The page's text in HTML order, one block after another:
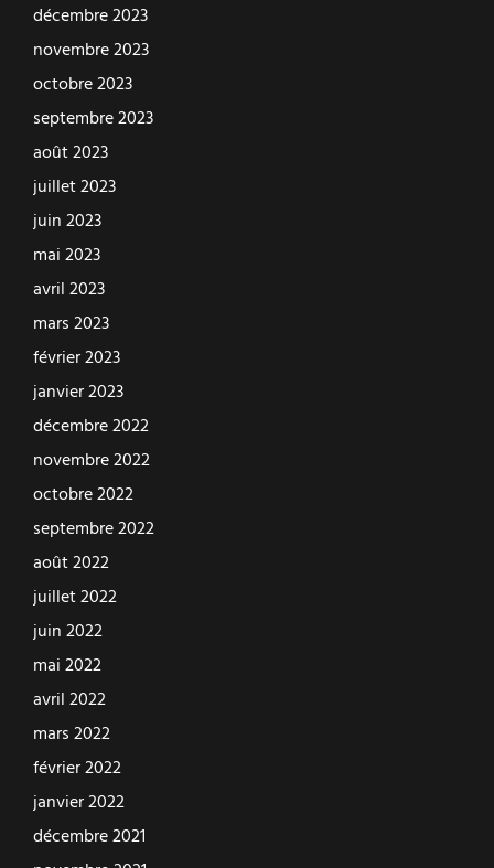
décembre 2023
novembre 2023
octobre 2023
septembre 2023
août 2023
juillet 2023
juin 2023
mai 2023
avril 2023
mars 2023
février 2023
janvier 2023
décembre 2022
novembre 2022
octobre 2022
septembre 2022
août 2022
juillet 2022
juin 2022
mai 2022
avril 2022
mars 2022
février 2022
janvier 2022
décembre 2021